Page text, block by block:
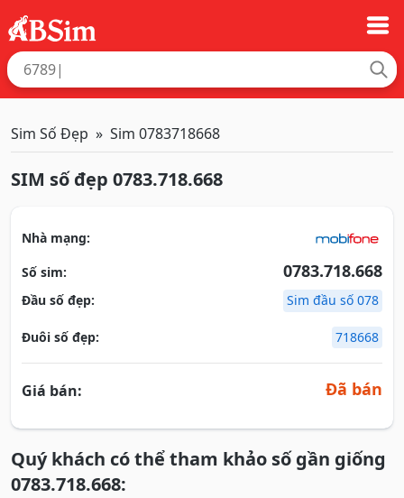
Sim Số Đẹp Sim 0783718668
SIM số đẹp 0783.718.668
Nhà mạng:
Số sim:
0783.718.668
Đầu số đẹp: Sim đầu số 078
Đuôi số đẹp: 718668
Giá bán: Đã bán
Quý khách có thể tham khảo số gần giống
0783.718.668: